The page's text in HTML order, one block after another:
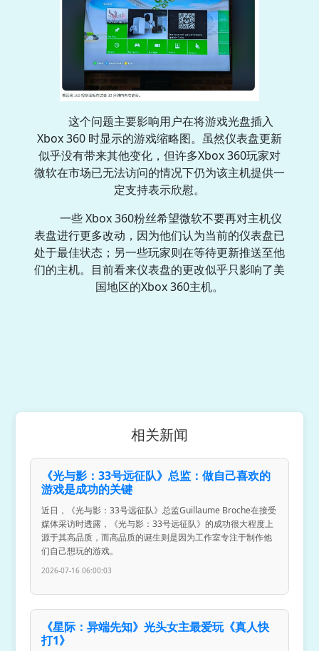
这个问题主要影响用户在将游戏光盘插入
Xbox 360 时显示的游戏缩略图。虽然仪表盘更新
似乎没有带来其他变化，但许多Xbox 360玩家对
微软在市场已无法访问的情况下仍为该主机提供一
定支持表示欣慰。
一些 Xbox 360粉丝希望微软不要再对主机仪
表盘进行更多改动，因为他们认为当前的仪表盘已
处于最佳状态；另一些玩家则在等待更新推送至他
们的主机。目前看来仪表盘的更改似乎只影响了美
国地区的Xbox 360主机。
相关新闻
《光与影：33号远征队》总监：做自己喜欢的
游戏是成功的关键
近日，《光与影：33号远征队》总监Guillaume Broche在接受
媒体采访时透露，《光与影：33号远征队》的成功很大程度上
源于其高品质，而高品质的诞生则是因为工作室专注于制作他
们自己想玩的游戏。
2026-07-16 06:00:03
《星际：异端先知》光头女主最爱玩《真人快
打1》